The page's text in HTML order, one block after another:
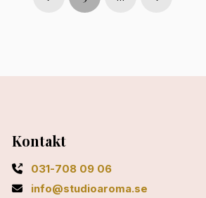
Kontakt
031-708 09 06
info@studioaroma.se